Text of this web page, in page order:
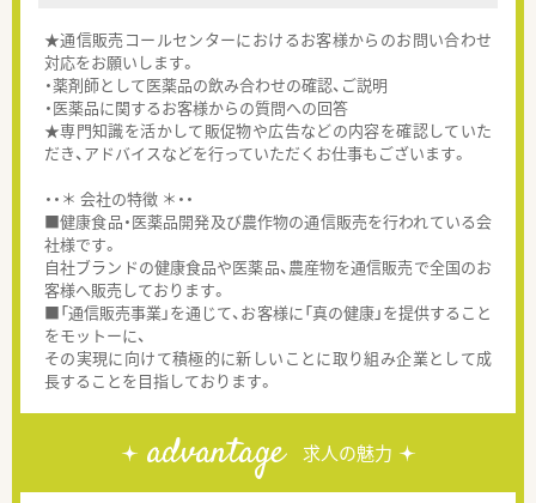
★通信販売コールセンターにおけるお客様からのお問い合わせ
対応をお願いします。
・薬剤師として医薬品の飲み合わせの確認、ご説明
・医薬品に関するお客様からの質問への回答
★専門知識を活かして販促物や広告などの内容を確認していた
だき、アドバイスなどを行っていただくお仕事もございます。
・・＊ 会社の特徴 ＊・・
■健康食品・医薬品開発及び農作物の通信販売を行われている会
社様です。
自社ブランドの健康食品や医薬品、農産物を通信販売で全国のお
客様へ販売しております。
■「通信販売事業」を通じて、お客様に「真の健康」を提供すること
をモットーに、
その実現に向けて積極的に新しいことに取り組み企業として成
長することを目指しております。
advantage 求人の魅力